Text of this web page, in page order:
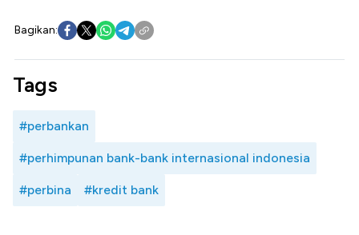
Bagikan:
Tags
#perbankan
#perhimpunan bank-bank internasional indonesia
#perbina #kredit bank